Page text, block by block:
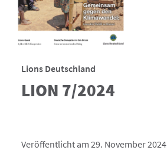
Lions Deutschland
LION 7/2024
Veröffentlicht am 29. November 2024